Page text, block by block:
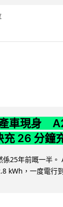
車現身
26 分鐘
25年前嘅一半
kWh，一度電行